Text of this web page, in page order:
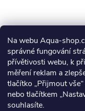
Na webu Aqua-
správné fungování
přívětivosti webu, k
měření reklam a
tlačítko „Přijmout
nebo tlačítkem
souhlasíte.